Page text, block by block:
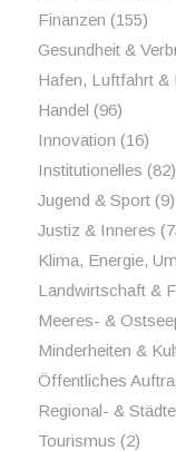
Finanzen (155)
Gesundheit &
Hafen, Luftfahrt &
Handel (96)
Innovation (16)
Institutionelles (82)
Jugend & Sport(9)
Justiz & Inneres
Klima, Energie,
Landwirtschaft &
Meeres- &
Minderheiten &
Öffentliches
Regional- &
Tourismus (2)